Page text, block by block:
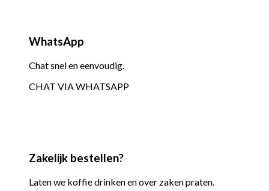
WhatsApp
Chat snel en eenvoudig.
CHAT VIA WHATSAPP
Zakelijk bestellen?
Laten we koffie drinken en over zaken praten.